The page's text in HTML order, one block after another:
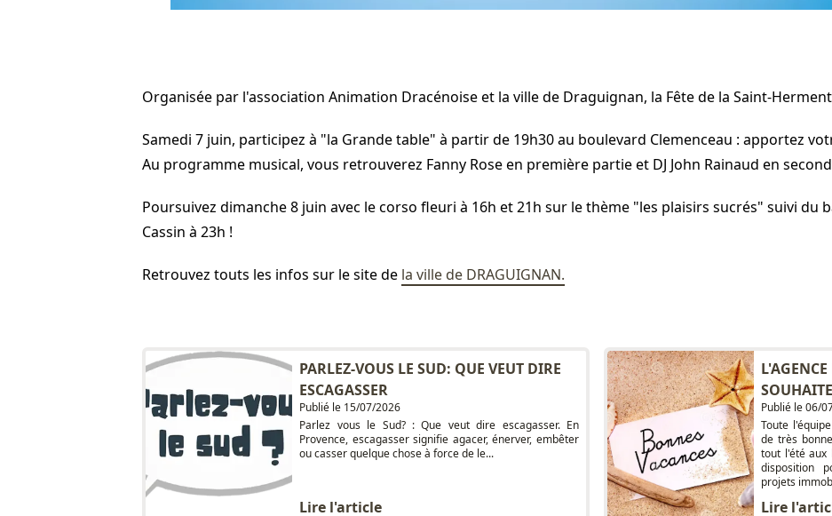
Organisée par l'association Animation Dracénoise et la ville de Draguignan, la Fête de la Saint-
Samedi 7 juin, participez à "la Grande table" à partir de 19h30 au boulevard Clemenceau : apportez
Au programme musical, vous retrouverez Fanny Rose en première partie et DJ John Rainaud en
Poursuivez dimanche 8 juin avec le corso fleuri à 16h et 21h sur le thème "les plaisirs sucrés" suivi du
Cassin à 23h !
Retrouvez touts les infos sur le site de la ville de DRAGUIGNAN.
PARLEZ-VOUS LE SUD: QUE VEUT DIRE
ESCAGASSER
Publié le 15/07/2026
Parlez vous le Sud? : Que veut dire escagasser. En
Provence, escagasser signifie agacer, énerver, embêter
ou casser quelque chose à force de le...
Lire l'article
Publié le 06/
Toute l'équipe
de très
tout l'été aux
disposition
projets
Lire